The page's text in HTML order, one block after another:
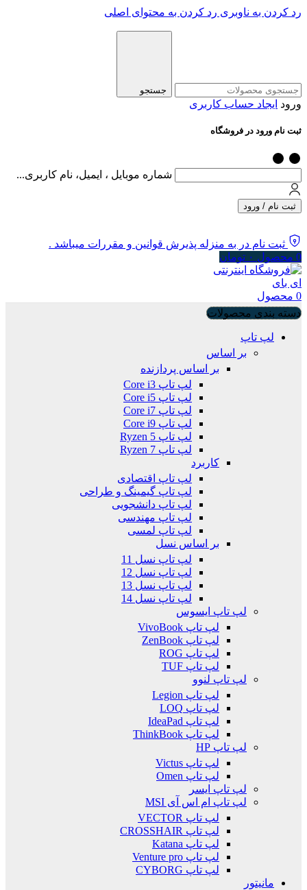
رد کردن به ناوبری رد کردن به محتوای اصلی
جستجو
ورود ایجاد حساب کاربری
ثبت نام ورود در فروشگاه
شماره موبایل ، ایمیل، نام کاربری...
ثبت نام / ورود
ثبت نام در به منزله پذیرش قوانین و مقررات میباشد .
0 محصول ۰ تومان
0 محصول
دسته بندی محصولات
لپ تاپ
بر اساس
بر اساس پردازنده
لپ تاپ Core i3
لپ تاپ Core i5
لپ تاپ Core i7
لپ تاپ Core i9
لپ تاپ Ryzen 5
لپ تاپ Ryzen 7
کاربرد
لپ تاپ اقتصادی
لپ تاپ گیمینگ و طراحی
لپ تاپ دانشجویی
لپ تاپ مهندسی
لپ تاپ لمسی
بر اساس نسل
لپ تاپ نسل 11
لپ تاپ نسل 12
لپ تاپ نسل 13
لپ تاپ نسل 14
لپ تاپ ایسوس
لپ تاپ VivoBook
لپ تاپ ZenBook
لپ تاپ ROG
لپ تاپ TUF
لپ تاپ لنوو
لپ تاپ Legion
لپ تاپ LOQ
لپ تاپ IdeaPad
لپ تاپ ThinkBook
لپ تاپ HP
لپ تاپ Victus
لپ تاپ Omen
لپ تاپ ایسر
لپ تاپ ام اس آی MSI
لپ تاپ VECTOR
لپ تاپ CROSSHAIR
لپ تاپ Katana
لپ تاپ Venture pro
لپ تاپ CYBORG
مانیتور